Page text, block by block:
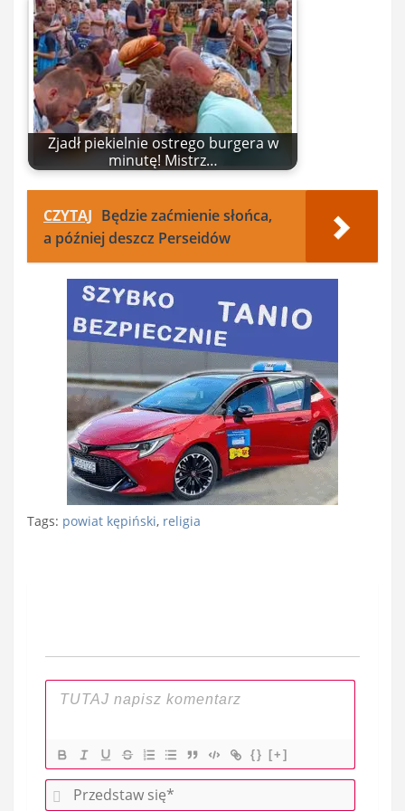
Zjadł piekielnie ostrego burgera w
minutę! Mistrz…
CZYTAJ Będzie zaćmienie słońca,
a później deszcz Perseidów
Tags: powiat kępiński, religia
{} [+]
P